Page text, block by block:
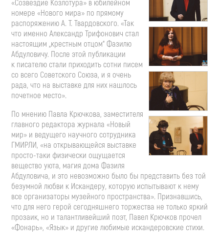
«Созвездие Козлотура» в юбилейном
номере «Нового мира» по прямому
распоряжениюА. Т. Твардовского. «Так
что именно Александр Трифонович стал
настоящим „крестным отцом“ Фазилю
Абдуловичу. После этой публикации
к писателю стали приходить сотни писем
со всего Советского Союза, и я очень
рада, что на выставке для них нашлось
почетное место».
По мнению Павла Крючкова, заместителя
главного редактора журнала «Новый
мир» и ведущего научного сотрудника
ГМИРЛИ, «на открывающейся выставке
просто-таки физически ощущается
вещество уюта, магия дома Фазиля
Абдуловича, и это невозможно было бы представить без той
безумной любви к Искандеру, которую испытывают к нему
все организаторы музейного пространства». Признавшись,
что для него герой сегодняшнего торжества не только яркий
прозаик, но и талантливейший поэт, Павел Крючков прочел
«Фонарь», «Язык» и другие любимые искандеровские стихи.